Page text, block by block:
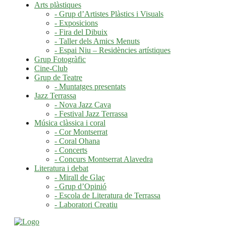
Arts plàstiques
- Grup d’Artistes Plàstics i Visuals
- Exposicions
- Fira del Dibuix
- Taller dels Amics Menuts
- Espai Niu – Residències artístiques
Grup Fotogràfic
Cine-Club
Grup de Teatre
- Muntatges presentats
Jazz Terrassa
- Nova Jazz Cava
- Festival Jazz Terrassa
Música clàssica i coral
- Cor Montserrat
- Coral Ohana
- Concerts
- Concurs Montserrat Alavedra
Literatura i debat
- Mirall de Glaç
- Grup d’Opinió
- Escola de Literatura de Terrassa
- Laboratori Creatiu